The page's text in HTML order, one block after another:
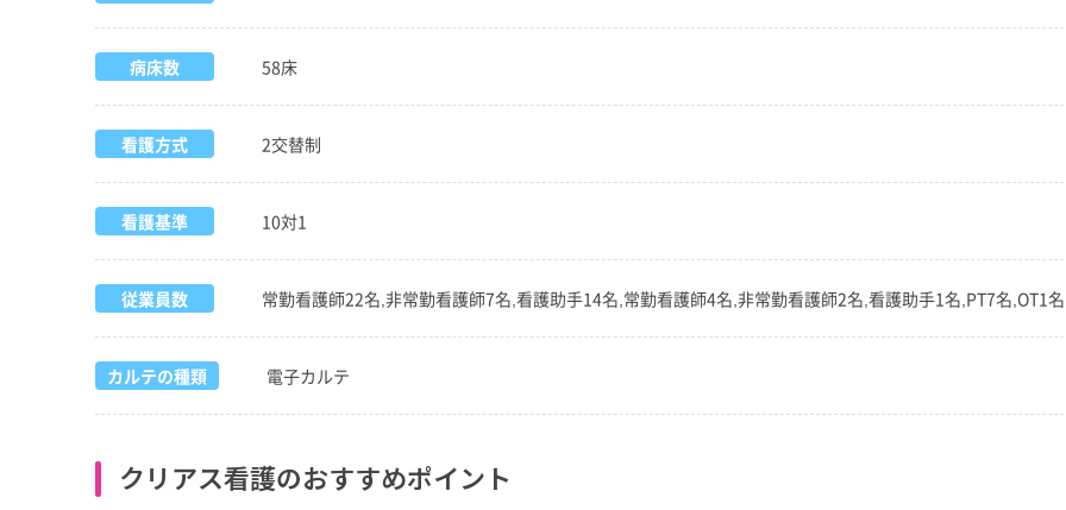
病床数 58床
看護方式 2交替制
看護基準 10対1
従業員数 常勤看護師22名,非常勤看護師7名,看護助手14名,常勤看護師4名,非常勤看護師2名,看護助手1名,PT7名,OT1
カルテの種類 電子カルテ
クリアス看護のおすすめポイント